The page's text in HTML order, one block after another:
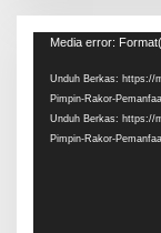
Pemutar
Media error:
Unduh Berkas: https://
Pimpin-Rakor-
Unduh Berkas: https://
Pimpin-Rakor-